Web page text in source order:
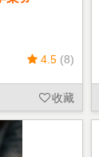
4.5 (8)
收藏